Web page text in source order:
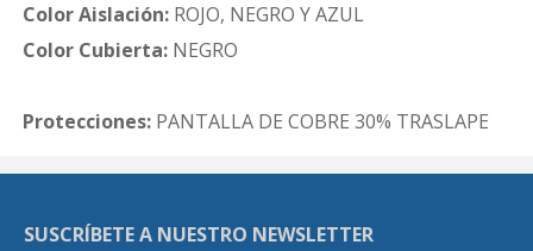
Color Aislación: ROJO, NEGRO Y AZUL
Color Cubierta: NEGRO
Protecciones: PANTALLA DE COBRE 30% TRASLAPE
SUSCRÍBETE A NUESTRO NEWSLETTER